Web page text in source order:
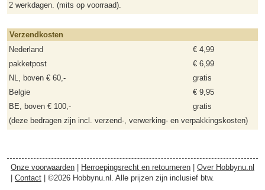
2 werkdagen. (mits op voorraad).
Verzendkosten
Nederland
€ 4,99
pakketpost
€ 6,99
NL, boven € 60,-
gratis
Belgie
€ 9,95
BE, boven € 100,-
gratis
(deze bedragen zijn incl. verzend-, verwerking- en verpakkingskosten)
Onze voorwaarden Herroepingsrecht en retourneren
Over Hobbynu.nl
Contact | ©2026 Hobbynu.nl. Alle prijzen zijn inclusief btw.